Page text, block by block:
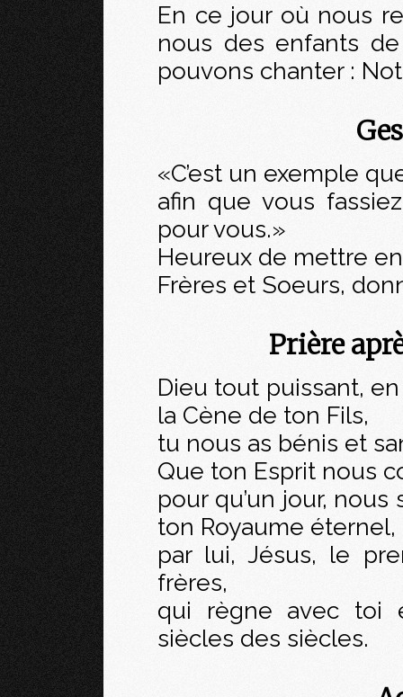
En ce jour où nous
nous des enfants
pouvons chanter :
«C’est un exemple
afin que vous
pour vous.»
Heureux de mettre
Frères et Soeurs,
Prière
Dieu tout puissant,
la Cène de ton Fils,
tu nous as bénis et
Que ton Esprit nous
pour qu’un jour,
ton Royaume éternel,
par lui, Jésus, le
frères,
qui règne avec toi
siècles des siècles.